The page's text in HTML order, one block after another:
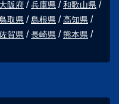
大阪府 兵庫県
和歌山県
鳥取県 島根県
高知県
賀県 長崎県
熊本県